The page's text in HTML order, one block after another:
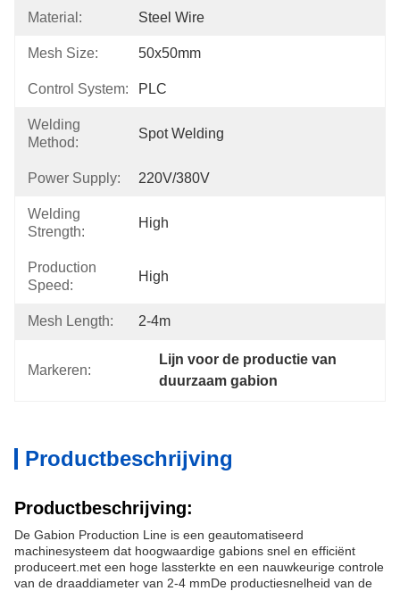
Material: Steel Wire
Mesh Size: 50x50mm
Control System: PLC
Welding
Method:
Spot Welding
Power Supply: 220V/380V
Welding
Strength:
High
Production
Speed:
High
Mesh Length: 2-4m
Markeren:
Lijn voor de productie van
duurzaam gabion
Productbeschrijving
Productbeschrijving:
De Gabion Production Line is een geautomatiseerd
machinesysteem dat hoogwaardige gabions snel en efficiënt
produceert.met een hoge lassterkte en een nauwkeurige controle
van de draaddiameter van 2-4 mmDe productiesnelheid van de